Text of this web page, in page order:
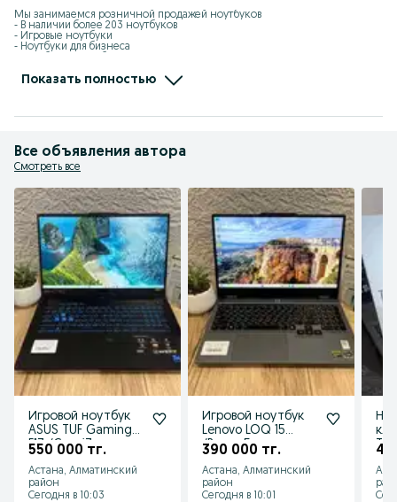
Мы занимаемся розничной продажей ноутбуков
- В наличии более 203 ноутбуков
- Игровые ноутбуки
- Ноутбуки для бизнеса
- Гарантия на все ноутбуки 12 месяцев
Показать полностью
Все объявления автора
Смотреть все
Игровой ноутбук
ASUS TUF Gaming
F17 /Core i7-
13620H/16GB/1TB/RT
X4060
550 000 тг.
Астана, Алматинский
район
Сегодня в 10:03
Игровой ноутбук
Lenovo LOQ 15
/Ryzen 5-
7235HS/24GB/1TB/R
TX3050-6GB
390 000 тг.
Астана, Алматинский
район
Сегодня в 10:01